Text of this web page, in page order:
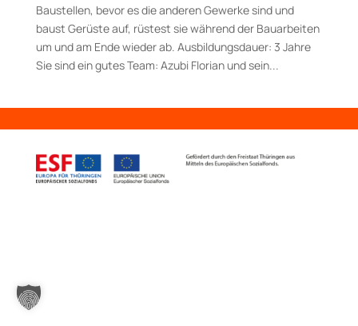
Baustellen, bevor es die anderen Gewerke sind und
baust Gerüste auf, rüstest sie während der Bauarbeiten
um und am Ende wieder ab. Aus­bildungs­dauer: 3 Jahre
Sie sind ein gutes Team: Azubi Florian und sein...